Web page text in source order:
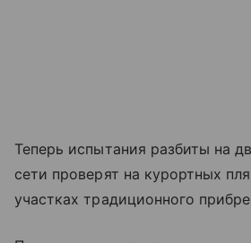
Теперь испытания разбиты на
сети проверят на курортных
участках традиционного